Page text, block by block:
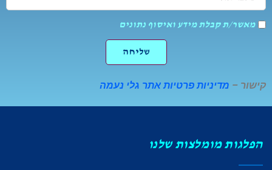
היאכטה:
מאשר/ת
קבלת
מאשר/ת קבלת מידע ואיסוף נתונים
שליחה
קישור – מדיניות פרטיות אתר גלי נעמה
הפלגות מומלצות שלנו